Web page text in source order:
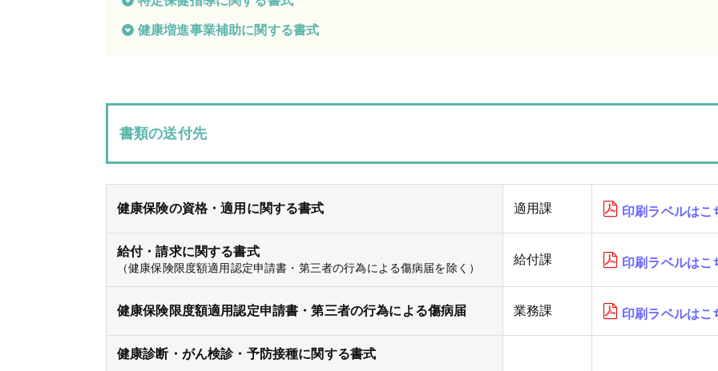
各
請
書
覧
よ
く
質
健康増進事業補助に関する書式
書類の送付先
健康保険の資格・適用に関する書式 適用課 印刷ラベルはこ
給付・請求に関する書式
（健康保険限度額適用認定申請書・第三者の行為による傷病届を除く）
給付課 印刷ラベルはこ
健康保険限度額適用認定申請書・第三者の行為による傷病届 業務課 印刷ラベルはこ
健康診断・がん検診・予防接種に関する書式